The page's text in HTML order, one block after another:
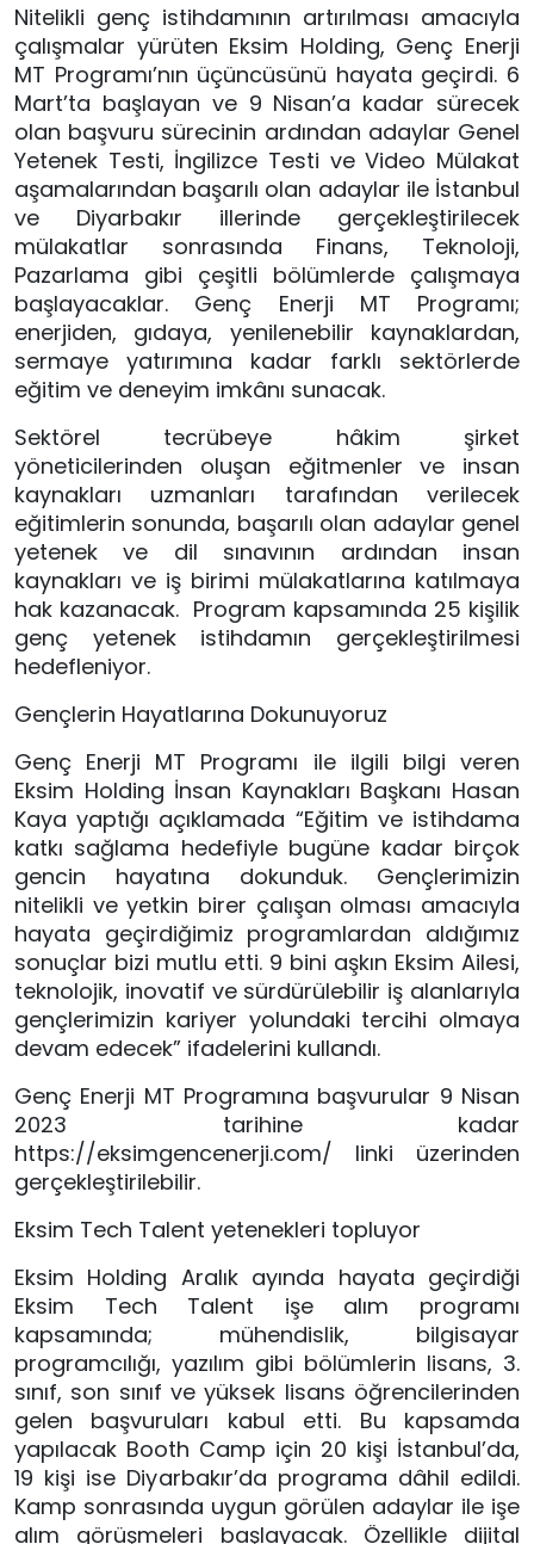
Nitelikli genç istihdamının artırılması amacıyla
çalışmalar yürüten Eksim Holding, Genç Enerji
MT Programı’nın üçüncüsünü hayata geçirdi. 6
Mart’ta başlayan ve 9 Nisan’a kadar sürecek
olan başvuru sürecinin ardından adaylar Genel
Yetenek Testi, İngilizce Testi ve Video Mülakat
aşamalarından başarılı olan adaylar ile İstanbul
ve Diyarbakır illerinde gerçekleştirilecek
mülakatlar sonrasında Finans, Teknoloji,
Pazarlama gibi çeşitli bölümlerde çalışmaya
başlayacaklar. Genç Enerji MT Programı;
enerjiden, gıdaya, yenilenebilir kaynaklardan,
sermaye yatırımına kadar farklı sektörlerde
eğitim ve deneyim imkânı sunacak.
Sektörel tecrübeye hâkim şirket
yöneticilerinden oluşan eğitmenler ve insan
kaynakları uzmanları tarafından verilecek
eğitimlerin sonunda, başarılı olan adaylar genel
yetenek ve dil sınavının ardından insan
kaynakları ve iş birimi mülakatlarına katılmaya
hak kazanacak. Program kapsamında 25 kişilik
genç yetenek istihdamın gerçekleştirilmesi
hedefleniyor.
Gençlerin Hayatlarına Dokunuyoruz
Genç Enerji MT Programı ile ilgili bilgi veren
Eksim Holding İnsan Kaynakları Başkanı Hasan
Kaya yaptığı açıklamada “Eğitim ve istihdama
katkı sağlama hedefiyle bugüne kadar birçok
gencin hayatına dokunduk. Gençlerimizin
nitelikli ve yetkin birer çalışan olması amacıyla
hayata geçirdiğimiz programlardan aldığımız
sonuçlar bizi mutlu etti. 9 bini aşkın Eksim Ailesi,
teknolojik, inovatif ve sürdürülebilir iş alanlarıyla
gençlerimizin kariyer yolundaki tercihi olmaya
devam edecek” ifadelerini kullandı.
Genç Enerji MT Programına başvurular 9 Nisan
2023 tarihine kadar
https://eksimgencenerji.com/ linki üzerinden
gerçekleştirilebilir.
Eksim Tech Talent yetenekleri topluyor
Eksim Holding Aralık ayında hayata geçirdiği
Eksim Tech Talent işe alım programı
kapsamında; mühendislik, bilgisayar
programcılığı, yazılım gibi bölümlerin lisans, 3.
sınıf, son sınıf ve yüksek lisans öğrencilerinden
gelen başvuruları kabul etti. Bu kapsamda
yapılacak Booth Camp için 20 kişi İstanbul’da,
19 kişi ise Diyarbakır’da programa dâhil edildi.
Kamp sonrasında uygun görülen adaylar ile işe
alım görüşmeleri başlayacak. Özellikle dijital